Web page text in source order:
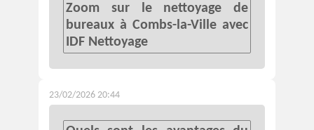
Zoom sur le nettoyage de
bureaux à Combs-la-Ville avec
IDF Nettoyage
23/02/2026 20:44